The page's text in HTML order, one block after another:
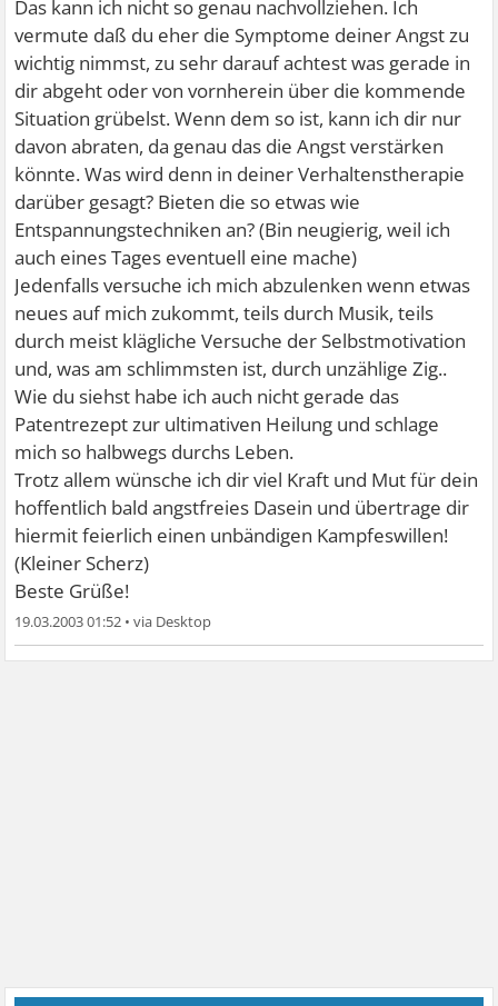
Das kann ich nicht so genau nachvollziehen. Ich
vermute daß du eher die Symptome deiner Angst zu
wichtig nimmst, zu sehr darauf achtest was gerade in
dir abgeht oder von vornherein über die kommende
Situation grübelst. Wenn dem so ist, kann ich dir nur
davon abraten, da genau das die Angst verstärken
könnte. Was wird denn in deiner Verhaltenstherapie
darüber gesagt? Bieten die so etwas wie
Entspannungstechniken an? (Bin neugierig, weil ich
auch eines Tages eventuell eine mache)
Jedenfalls versuche ich mich abzulenken wenn etwas
neues auf mich zukommt, teils durch Musik, teils
durch meist klägliche Versuche der Selbstmotivation
und, was am schlimmsten ist, durch unzählige Zig..
Wie du siehst habe ich auch nicht gerade das
Patentrezept zur ultimativen Heilung und schlage
mich so halbwegs durchs Leben.
Trotz allem wünsche ich dir viel Kraft und Mut für dein
hoffentlich bald angstfreies Dasein und übertrage dir
hiermit feierlich einen unbändigen Kampfeswillen!
(Kleiner Scherz)
Beste Grüße!
19.03.2003 01:52 •